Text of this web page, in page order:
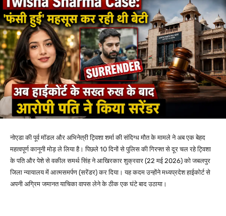
नोएडा की पूर्व मॉडल और अभिनेत्री ट्विशा शर्मा की संदिग्ध मौत के मामले ने अब एक बेहद
महत्वपूर्ण कानूनी मोड़ ले लिया है। पिछले 10 दिनों से पुलिस की गिरफ्त से दूर चल रहे ट्विशा
के पति और पेशे से वकील समर्थ सिंह ने आखिरकार शुक्रवार (22 मई 2026) को जबलपुर
जिला न्यायालय में आत्मसमर्पण (सरेंडर) कर दिया। यह कदम उन्होंने मध्यप्रदेश हाईकोर्ट से
अपनी अग्रिम जमानत याचिका वापस लेने के ठीक एक घंटे बाद उठाया।